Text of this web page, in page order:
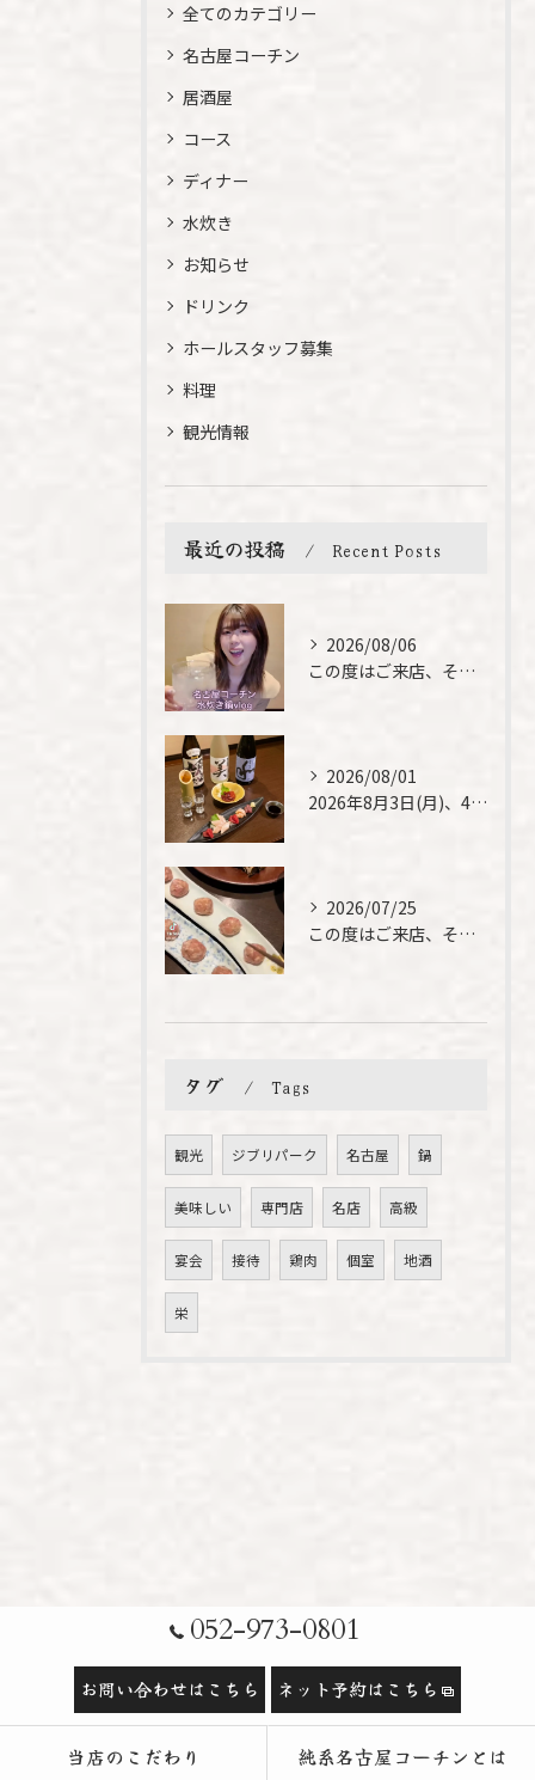
全てのカテゴリー
名古屋コーチン
居酒屋
コース
ディナー
水炊き
お知らせ
ドリンク
ホールスタッフ募集
料理
観光情報
最近の投稿 Recent Posts
2026/08/06
この度はご来店、そして素敵なご紹介誠にありがとうございます✨...
2026/08/01
2026年8月3日(月)、4日(火)は、臨時休業させて頂きま...
2026/07/25
この度はご来店、そして素敵なご紹介誠にありがとうございます✨...
タグ Tags
観光 ジブリパーク 名古屋 鍋
美味しい 専門店 名店 高級
宴会 接待 鶏肉 個室 地酒
栄
052-973-0801
お問い合わせはこちら ネット予約はこちら
当店のこだわり 純系名古屋コーチンとは